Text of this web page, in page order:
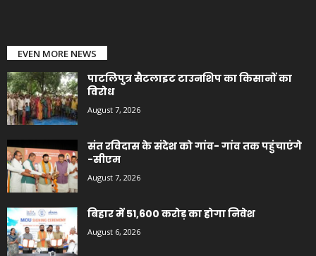
EVEN MORE NEWS
पाटलिपुत्र सैटलाइट टाउनशिप का किसानों का
विरोध
August 7, 2026
संत रविदास के संदेश को गांव- गांव तक पहुंचाएंगे
-सीएम
August 7, 2026
बिहार में 51,600 करोड़ का होगा निवेश
August 6, 2026